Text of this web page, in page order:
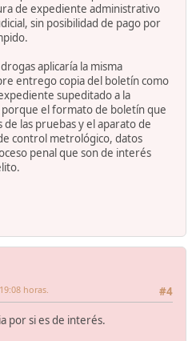
de expediente administrativo
sin posibilidad de pago por
aplicaría la misma
entrego copia del boletín como
supeditado a la
el formato de boletín que
las pruebas y el aparato de
control metrológico, datos
penal que son de interés
#4
horas.
por si es de interés.